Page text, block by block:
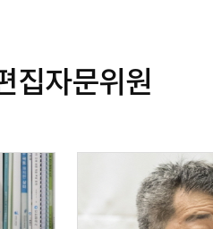
집자문위원